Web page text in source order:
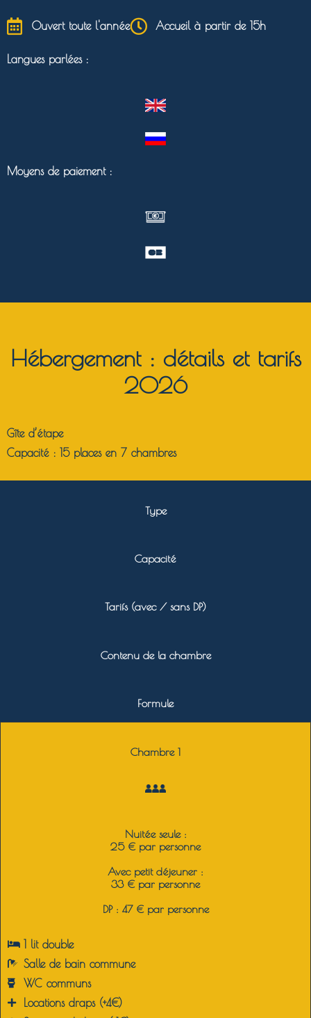
Ouvert toute l'année Accueil à partir de 15h
Langues parlées :
Moyens de paiement :
Hébergement : détails et tarifs
2026
Gîte d’étape
Capacité : 15 places en 7 chambres
Type
Capacité
Tarifs (avec / sans DP)
Contenu de la chambre
Formule
Chambre 1
Nuitée seule :
25 € par personne
Avec petit déjeuner :
33 € par personne
DP : 47 € par personne
1 lit double
Salle de bain commune
WC communs
Locations draps (+4€)